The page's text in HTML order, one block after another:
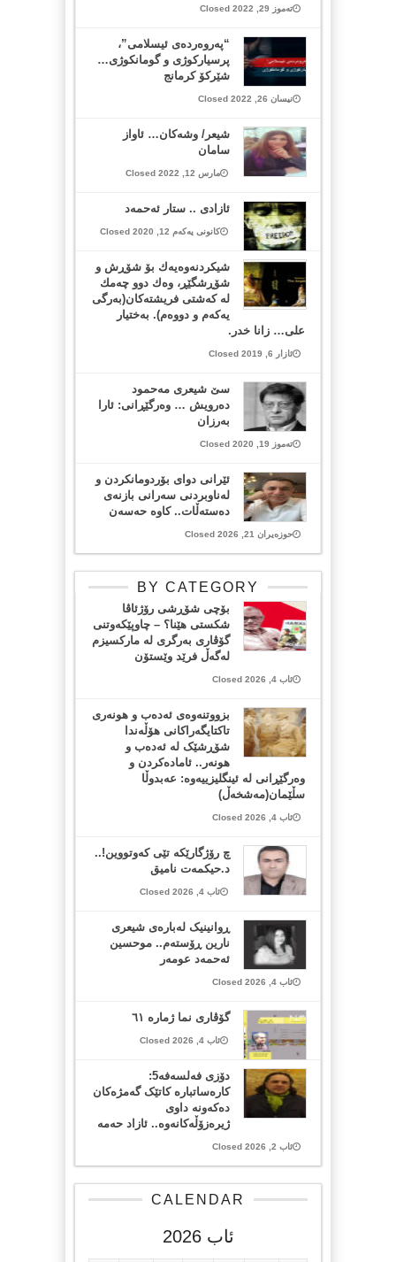
تەموز 29, 2022 Closed
“پەروەردەی ئیسلامی”،
پرسیارکوژی‎ ‎‏‌و گومانکوژی…
شێرکۆ کرمانج
نیسان 26, 2022 Closed
شیعر/ وشەکان… ئاواز
سامان
مارس 12, 2022 Closed
ئازادى .. ستار ئه‌حمه‌د
کانونی یەکەم 12, 2020 Closed
شیكردنه‌وه‌یه‌ك بۆ شۆڕش و
شۆڕشگێڕ، وه‌ك دوو چه‌مك
له‌ كه‌شتی فریشته‌كان(به‌رگی
یه‌كه‌م و دووه‌م). به‌ختیار
علی… زانا خدر.
ئازار 6, 2019 Closed
سێ شیعری مەحمود
دەرویش … وەرگێڕانی: ئارا
بەرزان
تەموز 19, 2020 Closed
ئێرانی دوای بۆردومانکردن و
لەناوبردنی سەرانی بازنەی
دەستەڵات.. کاوە حەسەن
حوزەیران 21, 2026 Closed
BY CATEGORY
بۆچی شۆڕشی رۆژئاڤا
شکستی هێنا؟ – چاوپێکەوتنی
گۆڤاری بەرگری لە مارکسیزم
لەگەڵ فرێد وێستۆن
ئاب 4, 2026 Closed
بزووتنەوەی ئەدەب و هونەری
تاکتایگەراکانی هۆڵەندا
شۆڕشێک لە ئەدەب و
هونەر.. ئامادەکردن و
وەرگێڕانی لە ئینگلیزییەوە: عەبدوڵا
سڵێمان(مەشخەڵ)
ئاب 4, 2026 Closed
چ رۆژگارێکە تێی کەوتووین!..
د.حیکمەت نامیق
ئاب 4, 2026 Closed
ڕوانینیک لەبارەى شیعرى
نارین ڕۆستەم.. موحسین
ئەحمەد عومەر
ئاب 4, 2026 Closed
گۆڤاری نما ژمارە ٦١
ئاب 4, 2026 Closed
دۆزی فەلسەفە5:
کارەساتبارە کاتێک گەمژەکان
دەکەونە داوی
ژیرەزۆڵەکانەوە.. ئازاد حەمە
ئاب 2, 2026 Closed
CALENDAR
ئاب 2026